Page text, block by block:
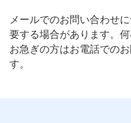
メールでのお問い合わせ
要する場合があります。何
お急ぎの方はお電話での
す。